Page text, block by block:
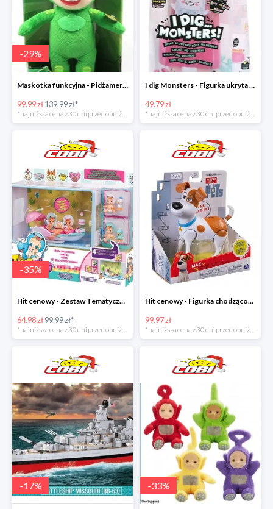
-29%
Maskotka funkcyjna - Pidżamersi w super cenie
99.99 zł139.99 zł*
I dig Monsters - Figurka ukryta w lodach w super cenie
49.79 zł
-35%
Hit cenowy - Zestaw Tematyczny Twozies
64.98 zł99.99 zł*
*najniższa cena z 30 dni przed obniżką
Hit cenowy - Figurka chodząco-mówiąca Secret Life of Pets
99.97 zł
*najniższa cena z 30 dni przed obniżką
-17% -33%